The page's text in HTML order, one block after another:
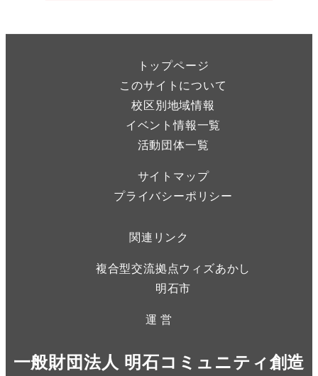
トップページ
このサイトについて
校区別地域情報
イベント情報一覧
活動団体一覧
サイトマップ
プライバシーポリシー
関連リンク
複合型交流拠点ウィズあかし
明石市
運 営
一般財団法人 明石コミュニティ創造